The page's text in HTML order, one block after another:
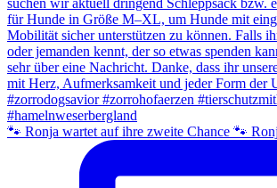
🐾 Ronja wartet auf ihre zweite Chance 🐾